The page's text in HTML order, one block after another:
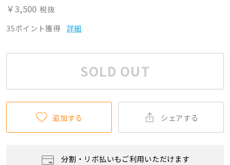
￥3,500 税抜
35ポイント獲得
詳細
SOLD OUT
追加する シェアする
分割・リボ払いもご利用いただけます